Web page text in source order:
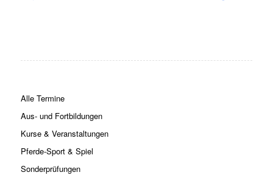
Alle Termine
Aus- und Fortbildungen
Kurse & Veranstaltungen
Pferde-Sport & Spiel
Sonderprüfungen